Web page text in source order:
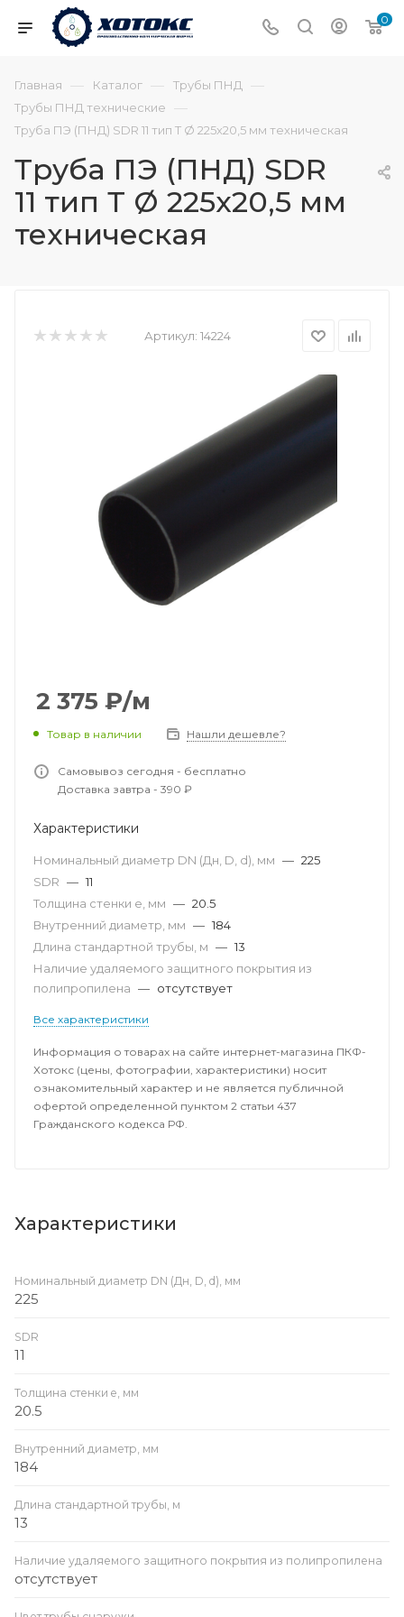
0
Главная — Каталог — Трубы ПНД —
Трубы ПНД технические —
Труба ПЭ (ПНД) SDR 11 тип Т Ø 225х20,5 мм техническая
Труба ПЭ (ПНД) SDR
11 тип Т Ø 225х20,5 мм
техническая
Артикул: 14224
2 375 ₽/м
Товар в наличии Нашли дешевле?
Самовывоз сегодня - бесплатно
Доставка завтра - 390 ₽
Характеристики
Номинальный диаметр DN (Дн, D, d), мм — 225
SDR — 11
Толщина стенки e, мм — 20.5
Внутренний диаметр, мм — 184
Длина стандартной трубы, м — 13
Наличие удаляемого защитного покрытия из
полипропилена — отсутствует
Все характеристики
Информация о товарах на сайте интернет-магазина ПКФ-
Хотокс (цены, фотографии, характеристики) носит
ознакомительный характер и не является публичной
офертой определенной пунктом 2 статьи 437
Гражданского кодекса РФ.
Характеристики
Номинальный диаметр DN (Дн, D, d), мм
225
SDR
11
Толщина стенки e, мм
20.5
Внутренний диаметр, мм
184
Длина стандартной трубы, м
13
Наличие удаляемого защитного покрытия из полипропилена
отсутствует